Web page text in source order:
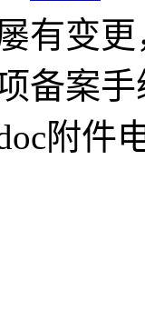
有变
备案
附件